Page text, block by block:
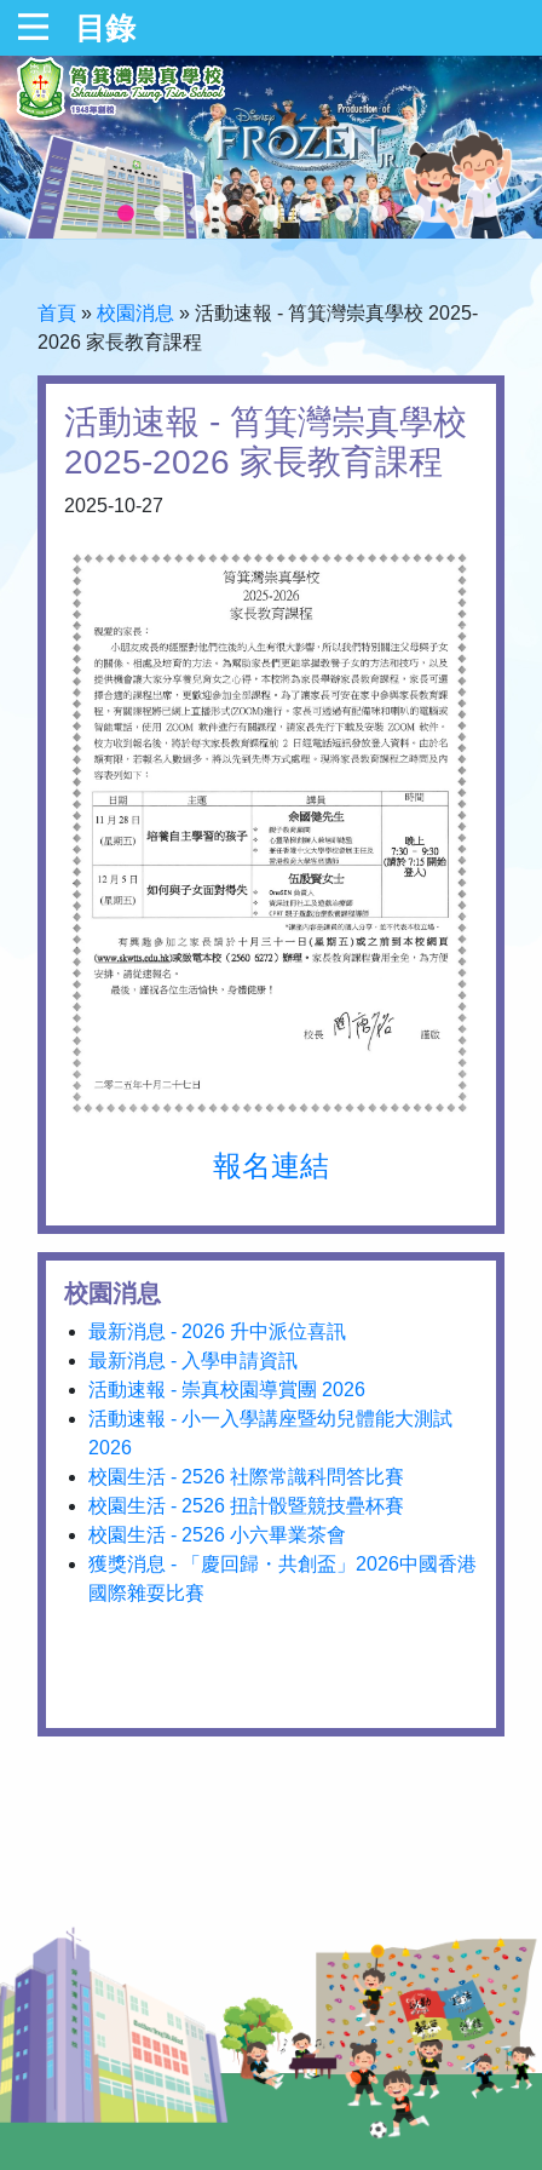
目錄
首頁 » 校園消息 » 活動速報 - 筲箕灣崇真學校 2025-
2026 家長教育課程
活動速報 - 筲箕灣崇真學校
2025-2026 家長教育課程
2025-10-27
報名連結
校園消息
最新消息 - 2026 升中派位喜訊
最新消息 - 入學申請資訊
活動速報 - 崇真校園導賞團 2026
活動速報 - 小一入學講座暨幼兒體能大測試
2026
校園生活 - 2526 社際常識科問答比賽
校園生活 - 2526 扭計骰暨競技疊杯賽
校園生活 - 2526 小六畢業茶會
獲獎消息 - 「慶回歸・共創盃」2026中國香港
國際雜耍比賽